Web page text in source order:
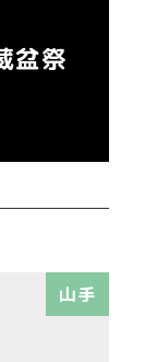
盆祭
山手